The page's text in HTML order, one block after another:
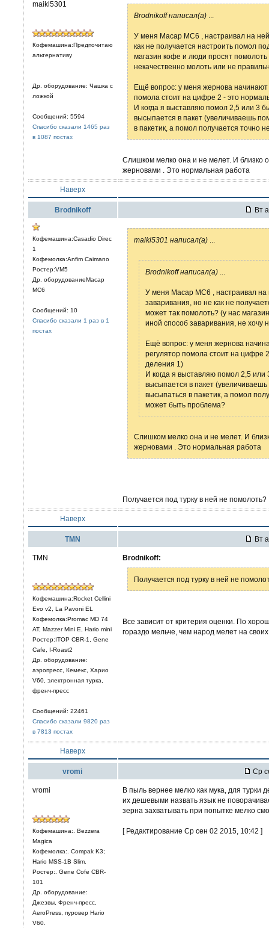
maikl5301
Кофемашина:Предпочитаю
альтернативу
Др. оборудование: Чашка с
ложкой
Сообщений: 5594
Спасибо сказали 1465 раз
в 1087 постах
Brodnikoff написал(а)
У меня Macap MC6 , настраивал на
как не получается настроить помол
магазин кофе и люди просят
некачественно молоть или не
Ещё вопрос: у меня жернова начинают
помола стоит на цифре 2 - это
И когда я выставляю помол 2,5 или 3
высыпается в пакет (увеличиваешь
в пакетик, а помол получается точно
Слишком мелко она и не мелет. И близко
жерновами . Это нормальная работа
Наверх
Brodnikoff Вт
Кофемашина:Casadio Direc
1
Кофемолка:Anfim Caimano
Ростер:VM5
Др. оборудованиеMacap
MC6
Сообщений: 10
Спасибо сказали 1 раз в 1
постах
maikl5301 написал(а)
Brodnikoff написал(а)
У меня Macap MC6 , настраивал
заваривания, но не как не
может так помолоть? (у нас
иной способ заваривания, не хочу
Ещё вопрос: у меня жернова
регулятор помола стоит на цифре
деления 1)
И когда я выставляю помол 2,5
высыпается в пакет
высыпаться в пакетик, а помол
может быть проблема?
Слишком мелко она и не мелет. И
жерновами . Это нормальная работа
Получается под турку в ней не помолоть?
Наверх
TMN Вт
TMN
Кофемашина:Rocket Cellini
Evo v2, La Pavoni EL
Кофемолка:Promac MD 74
AT, Mazzer Mini E, Hario mini
Ростер:ITOP CBR-1, Gene
Cafe, I-Roast2
Др. оборудование:
аэропресс, Кемекс, Харио
V60, электронная турка,
френч-пресс
Сообщений: 22461
Спасибо сказали 9820 раз
в 7813 постах
Brodnikoff:
Получается под турку в ней не
Все зависит от критерия оценки. По
гораздо мельче, чем народ мелет на
Наверх
vromi Ср
vromi
Кофемашина:. Bezzera
Magica
Кофемолка:. Compak K3;
Hario MSS-1B Slim.
Ростер:. Gene Cofe CBR-
101
Др. оборудование:
Джезвы, Френч-пресс,
AeroPress, пуровер Hario
V60.
В пыль вернее мелко как мука, для турки
их дешевыми назвать язык не
зерна захватывать при попытке мелко
[ Редактирование Ср сен 02 2015, 10:42 ]